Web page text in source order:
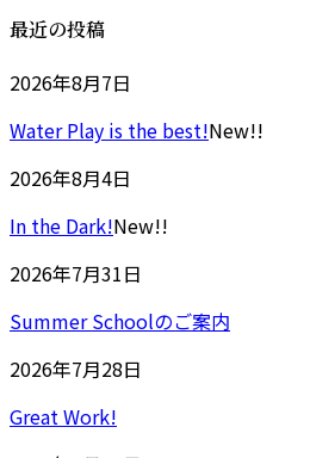
最近の投稿
2026年8月7日
Water Play is the best!New!!
2026年8月4日
In the Dark!New!!
2026年7月31日
Summer Schoolのご案内
2026年7月28日
Great Work!